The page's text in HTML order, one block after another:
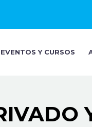
EVENTOS Y CURSOS